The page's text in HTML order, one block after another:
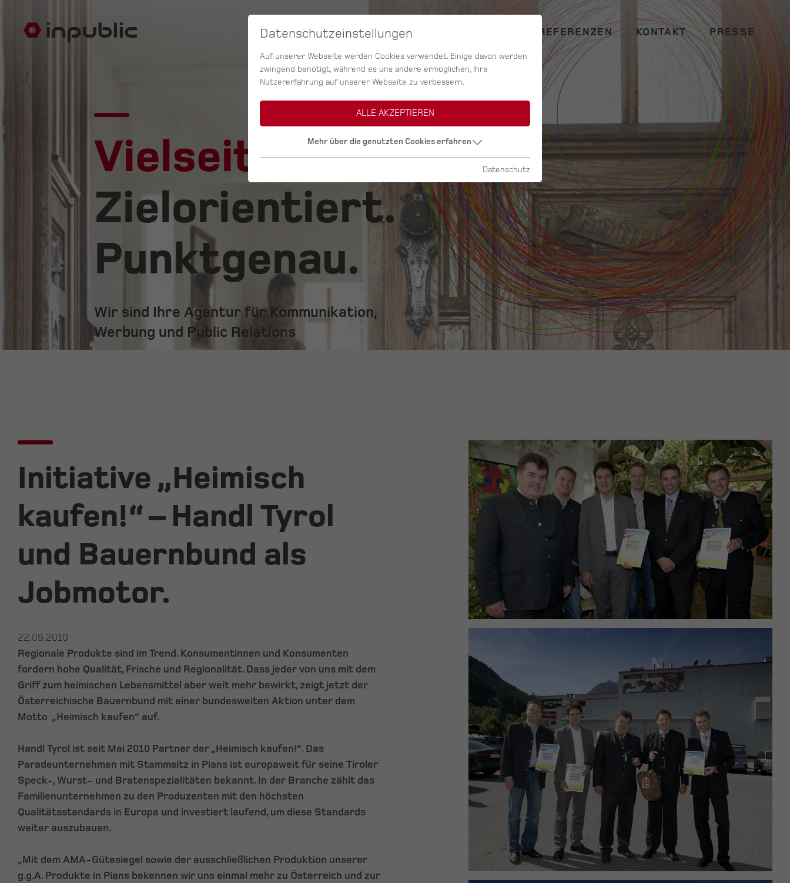
SERVICES AGENTUR REFERENZEN KONTAKT PRESSE
Vielseitig.
Zielorientiert.
Punktgenau.
Wir sind Ihre Agentur für Kommunikation,
Werbung und Public Relations
Initiative „Heimisch
kaufen!“ – Handl Tyrol
und Bauernbund als
Jobmotor.
22.09.2010
Regionale Produkte sind im Trend. Konsumentinnen und Konsumenten
fordern hohe Qualität, Frische und Regionalität. Dass jeder von uns mit dem
Griff zum heimischen Lebensmittel aber weit mehr bewirkt, zeigt jetzt der
Österreichische Bauernbund mit einer bundesweiten Aktion unter dem
Motto „Heimisch kaufen“ auf.
Handl Tyrol ist seit Mai 2010 Partner der „Heimisch kaufen!“. Das
Paradeunternehmen mit Stammsitz in Pians ist europaweit für seine Tiroler
Speck-, Wurst- und Bratenspezialitäten bekannt. In der Branche zählt das
Familienunternehmen zu den Produzenten mit den höchsten
Qualitätsstandards in Europa und investiert laufend, um diese Standards
weiter auszubauen.
„Mit dem AMA-Gütesiegel sowie der ausschließlichen Produktion unserer
g.g.A. Produkte in Pians bekennen wir uns einmal mehr zu Österreich und zur
Datenschutzeinstellungen
Auf unserer Webseite werden Cookies verwendet. Einige davon werden
zwingend benötigt, während es uns andere ermöglichen, Ihre
Nutzererfahrung auf unserer Webseite zu verbessern.
ALLE AKZEPTIEREN
Mehr über die genutzten Cookies erfahren
Datenschutz